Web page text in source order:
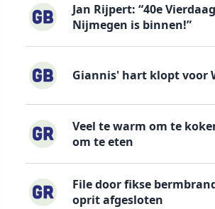
Jan Rijpert: “40e
Nijmegen is binnen!”
Giannis' hart klopt voor
Veel te warm om te
om te eten
File door fikse
oprit afgesloten